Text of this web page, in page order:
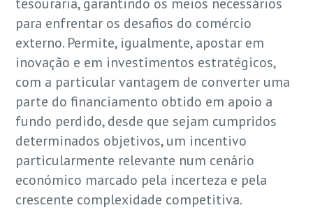
para enfrentar os desafios do comércio
externo. Permite, igualmente, apostar em
inovação e em investimentos estratégicos,
com a particular vantagem de converter uma
parte do financiamento obtido em apoio a
fundo perdido, desde que sejam cumpridos
determinados objetivos, um incentivo
particularmente relevante num cenário
económico marcado pela incerteza e pela
crescente complexidade competitiva.